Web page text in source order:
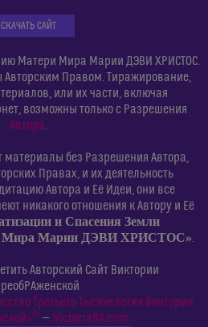
СКАЧАТЬ САЙТ
Матери Мира Марии ДЭВИ ХРИСТОС.
Правом. Тиражирование,
или их части, включая
возможны только с Разрешения
Автора.
материалы без Разрешения Автора,
Правах, и их деятельность
Автора и Её Идеи, они все
никакого отношения к Автору и Её
и Спасения Земли
Марии ДЭВИ ХРИСТОС».
Авторский Сайт Виктории
Третьего Тысячелетия Виктории
©— VictoriaRA.com